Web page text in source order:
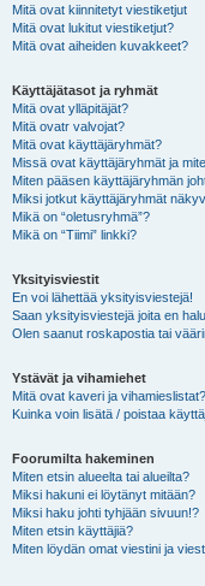
Mitä ovat kiinnitetyt viestiketjut
Mitä ovat lukitut viestiketjut?
Mitä ovat aiheiden kuvakkeet?
Käyttäjätasot ja ryhmät
Mitä ovat ylläpitäjät?
Mitä ovatr valvojat?
Mitä ovat käyttäjäryhmät?
Missä ovat käyttäjäryhmät ja
Miten pääsen käyttäjäryhmän
Miksi jotkut käyttäjäryhmät
Mikä on “oletusryhmä”?
Mikä on “Tiimi” linkki?
Yksityisviestit
En voi lähettää yksityisviestejä!
Saan yksityisviestejä joita en
Olen saanut roskapostia tai
Ystävät ja vihamiehet
Mitä ovat kaveri ja vihamieslistat?
Kuinka voin lisätä / poistaa
Foorumilta hakeminen
Miten etsin alueelta tai alueilta?
Miksi hakuni ei löytänyt mitään?
Miksi haku johti tyhjään sivuun!?
Miten etsin käyttäjiä?
Miten löydän omat viestini ja